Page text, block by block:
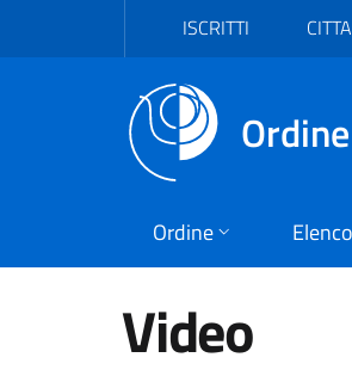
Vai al contenuto principale
ISCRITTI
Ordine
Video